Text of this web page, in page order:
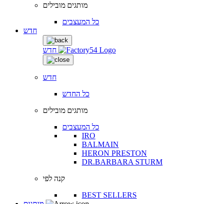
מותגים מובילים
כל המעצבים
חדש
חדש
חדש
כל החדש
מותגים מובילים
כל המעצבים
IRO
BALMAIN
HERON PRESTON
DR.BARBARA STURM
קנה לפי
BEST SELLERS